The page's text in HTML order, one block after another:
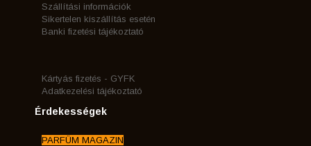
Szállítási információk
Sikertelen kiszállítás esetén
Banki fizetési tájékoztató
Kártyás fizetés - GYFK
Adatkezelési tájékoztató
Érdekességek
PARFÜM MAGAZIN